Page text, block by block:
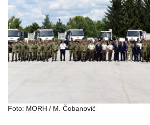
Foto: MORH / M. Čobanović